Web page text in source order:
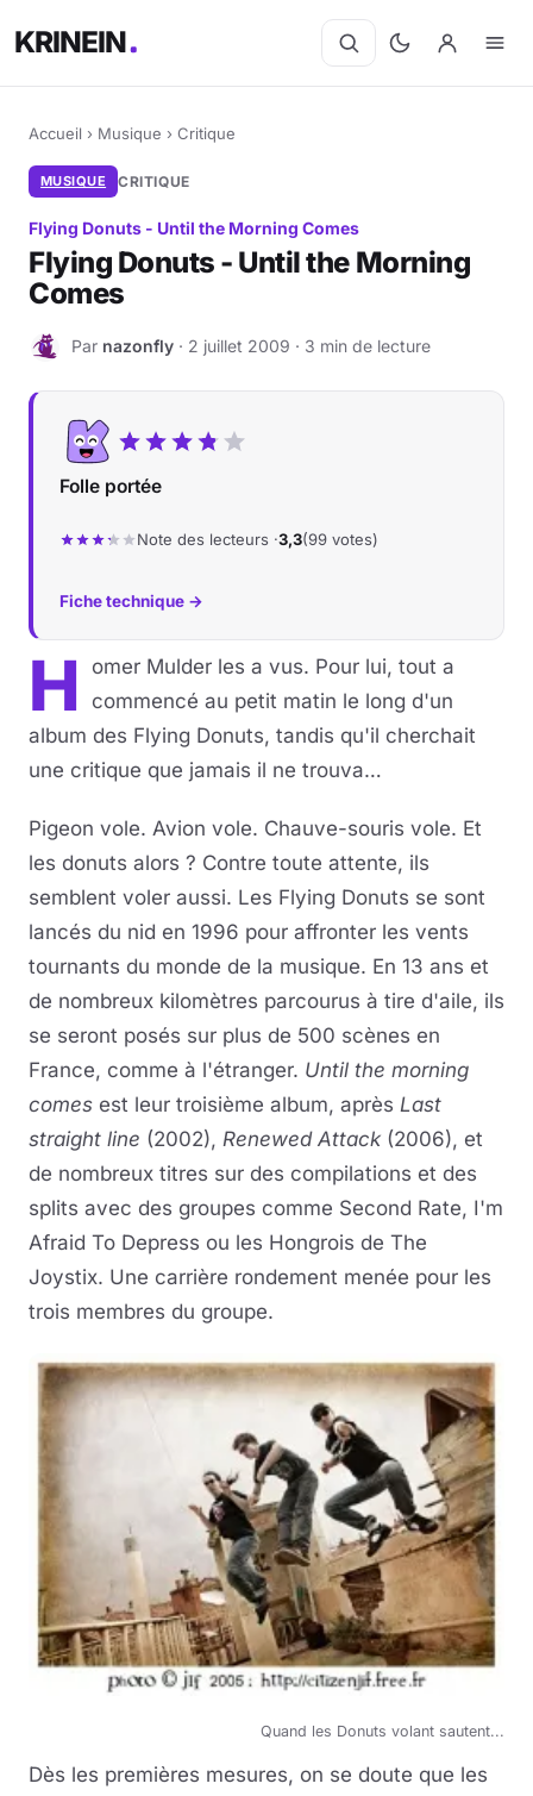
KRINEIN
Accueil › Musique › Critique
MUSIQUE CRITIQUE
Flying Donuts - Until the Morning Comes
Flying Donuts - Until the Morning
Comes
N Par nazonfly · 2 juillet 2009 · 3 min de lecture
Folle portée
Note des lecteurs ·3,3(99 votes)
Fiche technique →
H
omer Mulder les a vus. Pour lui, tout a
commencé au petit matin le long d'un
album des Flying Donuts, tandis qu'il cherchait
une critique que jamais il ne trouva…
Pigeon vole. Avion vole. Chauve-souris vole. Et
les donuts alors ? Contre toute attente, ils
semblent voler aussi. Les Flying Donuts se sont
lancés du nid en 1996 pour affronter les vents
tournants du monde de la musique. En 13 ans et
de nombreux kilomètres parcourus à tire d'aile, ils
se seront posés sur plus de 500 scènes en
France, comme à l'étranger. Until the morning
comes est leur troisième album, après Last
straight line (2002), Renewed Attack (2006), et
de nombreux titres sur des compilations et des
splits avec des groupes comme Second Rate, I'm
Afraid To Depress ou les Hongrois de The
Joystix. Une carrière rondement menée pour les
trois membres du groupe.
Quand les Donuts volant sautent...
Dès les premières mesures, on se doute que les